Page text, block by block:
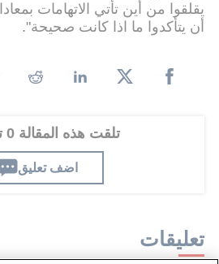
يقلقوا من أين تأتي الاتهامات
أن يتأكدوا ما اذا كانت صحيحة".
تلقت هذه المقالة 0 تعليق
اضف تعليق
تعليقات